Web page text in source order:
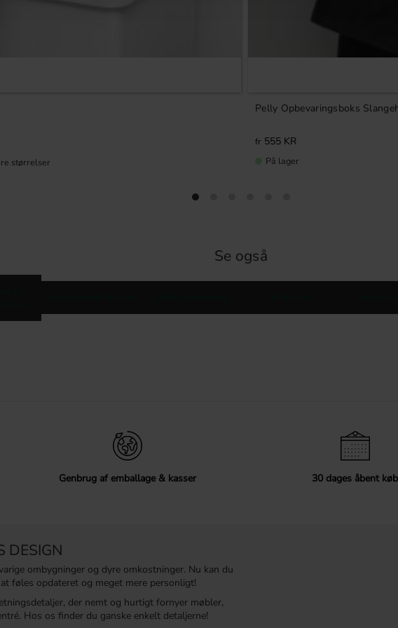
Pelly Opbevaringsboks
555KR
På lager
Se også
Genbrug af emballage & kasser 30 dages åbent køb
DESIGN
ombygninger og dyre omkostninger. Nu kan du
føles opdateret og meget mere personligt!
der nemt og hurtigt fornyer møbler,
Hos os finder du ganske enkelt detaljerne!